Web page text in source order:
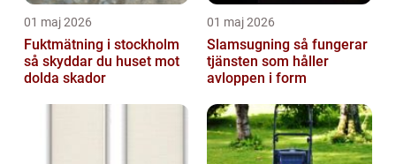
01 maj 2026
Fuktmätning i stockholm
så skyddar du huset mot
dolda skador
01 maj 2026
Slamsugning så fungerar
tjänsten som håller
avloppen i form